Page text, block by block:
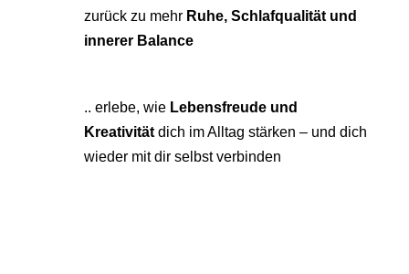
zurück zu mehr Ruhe, Schlafqualität und
innerer Balance
.. erlebe, wie Lebensfreude und
Kreativitätdich im Alltag stärken – und dich
wieder mit dir selbst verbinden